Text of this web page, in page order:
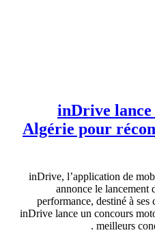
inDrive lance
Algérie pour
inDrive, l’application de
annonce le lancement
performance, destiné à
inDrive lance un concours
meilleurs